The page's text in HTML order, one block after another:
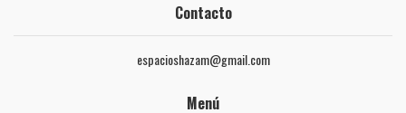
Contacto
espacioshazam@gmail.com
Menú